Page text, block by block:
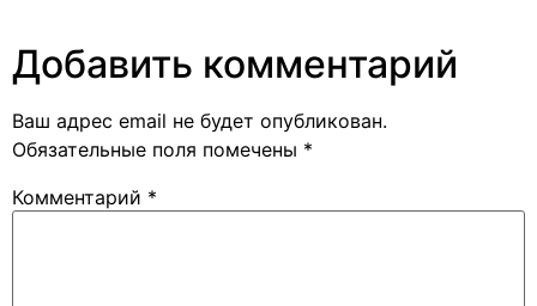
Добавить комментарий
Ваш адрес email не будет опубликован.
Обязательные поля помечены *
Комментарий *